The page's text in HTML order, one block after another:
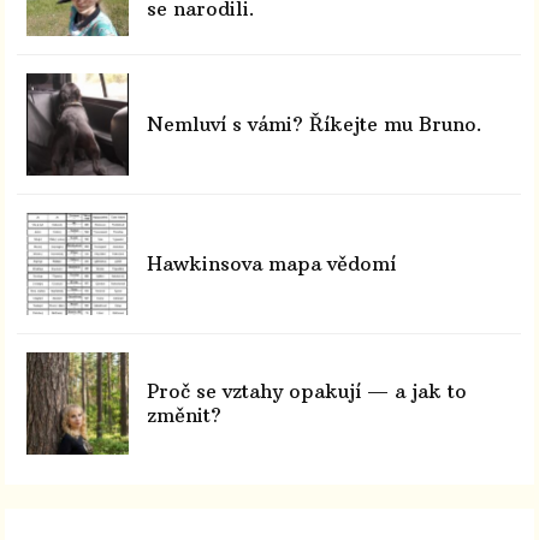
se narodili.
Nemluví s vámi? Říkejte mu Bruno.
Hawkinsova mapa vědomí
Proč se vztahy opakují — a jak to
změnit?